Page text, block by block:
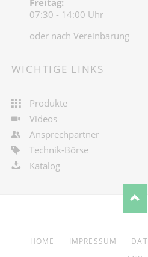
07:30 - 14:00 Uhr
oder nach Vereinbarung
WICHTIGE LINKS
Produkte
Videos
Ansprechpartner
Technik-Börse
Katalog
NAVIGATION
HOME IMPRESSUM